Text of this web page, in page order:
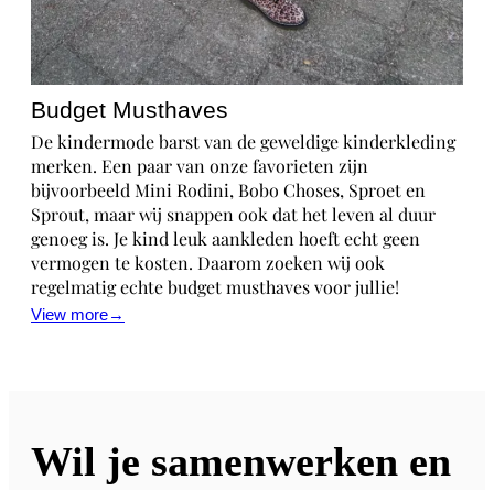
Budget Musthaves
De kindermode barst van de geweldige kinderkleding
merken. Een paar van onze favorieten zijn
bijvoorbeeld Mini Rodini, Bobo Choses, Sproet en
Sprout, maar wij snappen ook dat het leven al duur
genoeg is. Je kind leuk aankleden hoeft echt geen
vermogen te kosten. Daarom zoeken wij ook
regelmatig echte budget musthaves voor jullie!
View more→
Wil je samenwerken en